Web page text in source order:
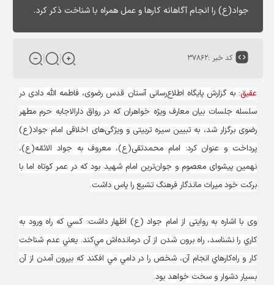
جواد(ع) را انجام آگاهانه كارها و عمل همراه با شناخت ذکر کرد.
کد خبر :۳۷۸۶۲
عقیق: به گزارش پایگاه اطلاع‌رسانی آستان قدس رضوی، فاطمه الله دادی در
سلسله جلسات بیان معارف ویژه خواهران که در رواق دارالاجابه حرم مطهر
رضوی برگزار شد، به تبیین سیره تربیتی و ویژگی‌های اخلاقی امام جواد(ع)
پرداخت و عنوان کرد: امام محمدتقی(ع)، معروف به جواد الائمّه(ع)،
نهمین پیشوای معصوم و جوان‌ترین امام شهید بود که در عمر کوتاه اما با
برکت خود میراث ماندگار فرهنگ تشیع را پاس داشت.
وی با اشاره به روایتی از امام جواد (ع) اظهار داشت: كسي كه راه ورود به
كاري را نشناسد، راه برون شدن از آن درمانده‌اش مي‌كند. يعني عدم شناخت
كار و راه‌كارهاي انجام آن، شخص را در دامي مي افكند كه بيرون آمدن از آن
بسيار دشوار و سخت خواهد بود.